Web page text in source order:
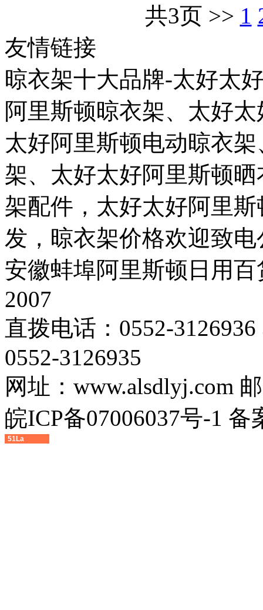
共3页 >> 1
友情链接
晾衣架十大品牌-太好太
阿里斯顿晾衣架、太好
太好阿里斯顿电动晾衣
架、太好太好阿里斯顿
架配件，太好太好阿里
发，晾衣架价格欢迎致
安徽蚌埠阿里斯顿日用
2007
直拨电话：0552-
0552-3126935
网址：www.alsdlyj.com
皖ICP备07006037号-1 备
51La